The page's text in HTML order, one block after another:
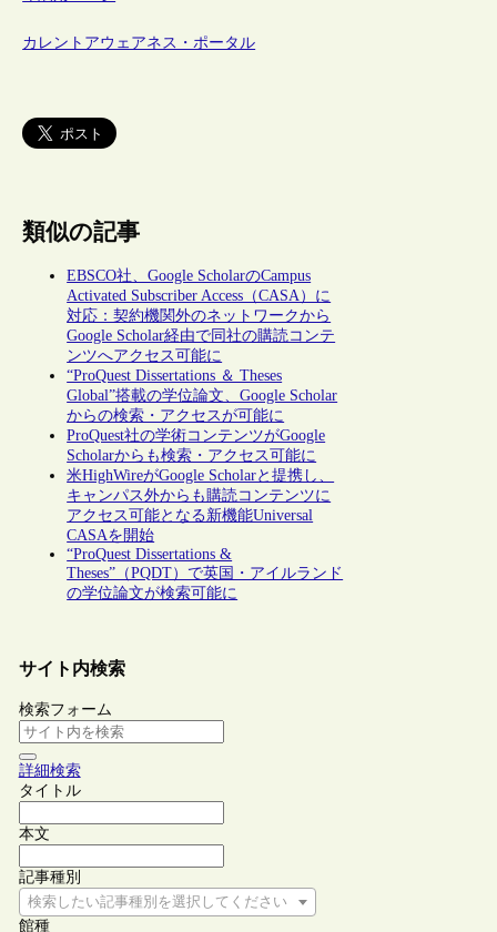
カレントアウェアネス・ポータル
類似の記事
EBSCO社、Google ScholarのCampus
Activated Subscriber Access（CASA）に
対応：契約機関外のネットワークから
Google Scholar経由で同社の購読コンテ
ンツへアクセス可能に
“ProQuest Dissertations ＆ Theses
Global”搭載の学位論文、Google Scholar
からの検索・アクセスが可能に
ProQuest社の学術コンテンツがGoogle
Scholarからも検索・アクセス可能に
米HighWireがGoogle Scholarと提携し、
キャンパス外からも購読コンテンツに
アクセス可能となる新機能Universal
CASAを開始
“ProQuest Dissertations &
Theses”（PQDT）で英国・アイルランド
の学位論文が検索可能に
サイト内検索
検索フォーム
詳細検索
タイトル
本文
記事種別
検索したい記事種別を選択してください
館種